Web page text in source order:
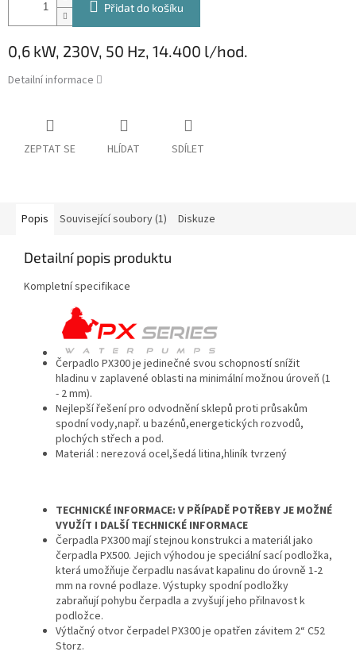
Přidat do košíku
0,6 kW, 230V, 50 Hz, 14.400 l/hod.
Detailní informace
ZEPTAT SE HLÍDAT SDÍLET
Popis Související soubory (1) Diskuze
Detailní popis produktu
Kompletní specifikace
Čerpadlo PX300 je jedinečné svou schopností snížit
hladinu v zaplavené oblasti na minimální možnou úroveň (1
- 2 mm).
Nejlepší řešení pro odvodnění sklepů proti průsakům
spodní vody,např. u bazénů,energetických rozvodů,
plochých střech a pod.
Materiál : nerezová ocel,šedá litina,hliník tvrzený
TECHNICKÉ INFORMACE: V PŘÍPADĚ POTŘEBY JE MOŽNÉ
VYUŽÍT I DALŠÍ TECHNICKÉ INFORMACE
Čerpadla PX300 mají stejnou konstrukci a materiál jako
čerpadla PX500. Jejich výhodou je speciální sací podložka,
která umožňuje čerpadlu nasávat kapalinu do úrovně 1-2
mm na rovné podlaze. Výstupky spodní podložky
zabraňují pohybu čerpadla a zvyšují jeho přilnavost k
podložce.
Výtlačný otvor čerpadel PX300 je opatřen závitem 2“ C52
Storz.